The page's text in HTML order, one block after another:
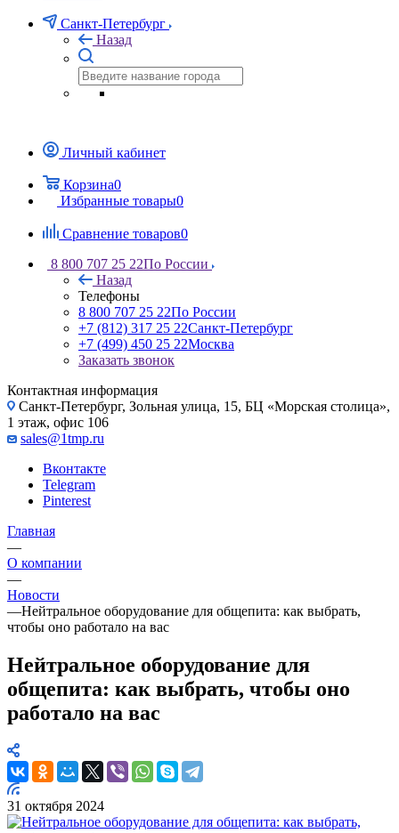
Санкт-Петербург
Назад
Личный кабинет
Корзина0
Избранные товары0
Сравнение товаров0
8 800 707 25 22По России
Назад
Телефоны
8 800 707 25 22По России
+7 (812) 317 25 22Санкт-Петербург
+7 (499) 450 25 22Москва
Заказать звонок
Контактная информация
Санкт-Петербург, Зольная улица, 15, БЦ «Морская столица»,
1 этаж, офис 106
sales@1tmp.ru
Вконтакте
Telegram
Pinterest
Главная
—
О компании
—
Новости
—Нейтральное оборудование для общепита: как выбрать,
чтобы оно работало на вас
Нейтральное оборудование для
общепита: как выбрать, чтобы оно
работало на вас
31 октября 2024